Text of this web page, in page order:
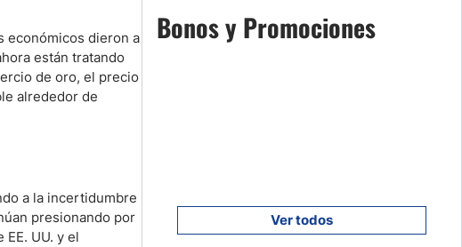
económicos dieron a
están tratando
de oro, el precio
alrededor de
a la incertidumbre
presionando por
UU. y el
7
Leer reseña
Leer reseña
Bonos y Promociones
Ver todos